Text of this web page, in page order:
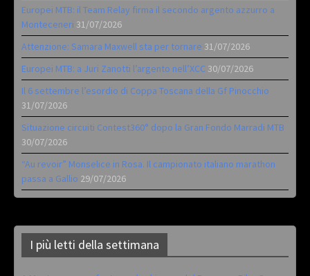
Europei MTB: il Team Relay firma il secondo argento azzurro a
Monteceneri 31/07/2026
Attenzione: Samara Maxwell sta per tornare 31/07/2026
Europei MTB: a Juri Zanotti l’argento nell’XCC 30/07/2026
Il 6 settembre l’esordio di Coppa Toscana della Gf Pinocchio
31/07/2026
Situazione circuiti Contest360° dopo la Gran Fondo Marradi MTB
30/07/2026
“Au revoir” Monselice in Rosa. Il campionato italiano marathon
passa a Gallio 29/07/2026
I più letti della settimana